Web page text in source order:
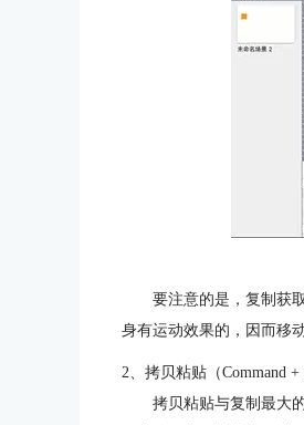
要注意的是，复制获
身有运动效果的，因而移
2、拷贝粘贴（Command +
拷贝粘贴与复制最大